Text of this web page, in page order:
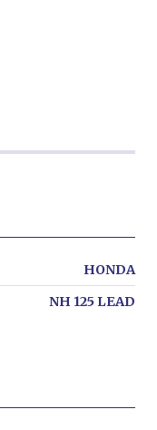
HONDA
NH 125 LEAD